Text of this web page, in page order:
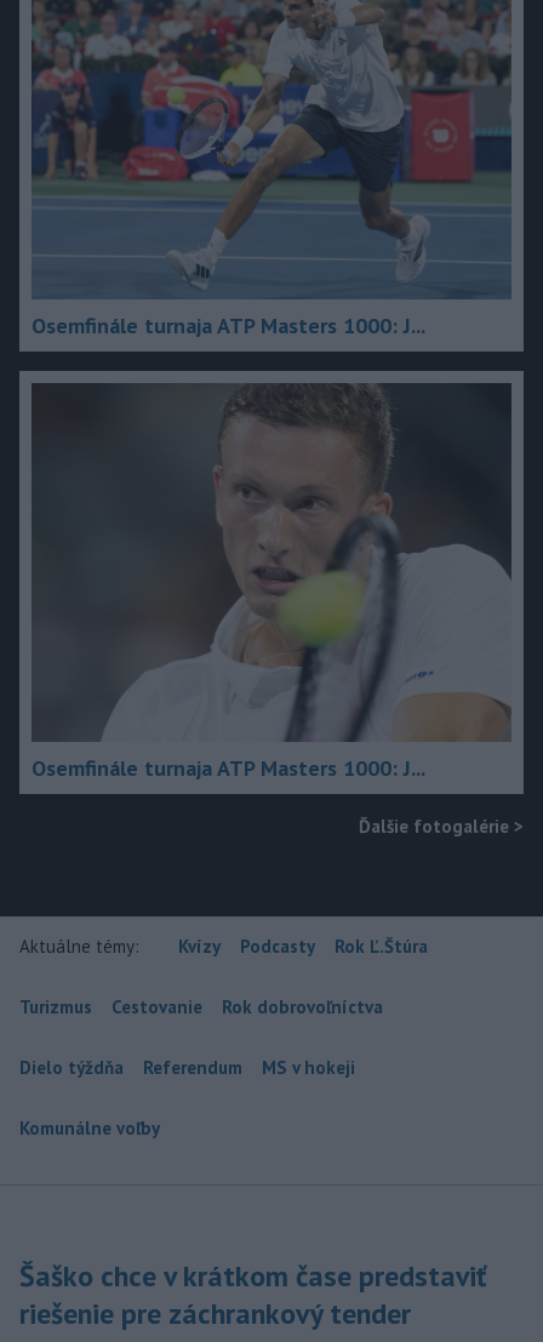
Osemfinále turnaja ATP Masters 1000: J...
Osemfinále turnaja ATP Masters 1000: J...
Ďalšie fotogalérie >
Aktuálne témy: Kvízy Podcasty Rok Ľ.Štúra
Turizmus Cestovanie Rok dobrovoľníctva
Dielo týždňa Referendum MS v hokeji
Komunálne voľby
Šaško chce v krátkom čase predstaviť
riešenie pre záchrankový tender